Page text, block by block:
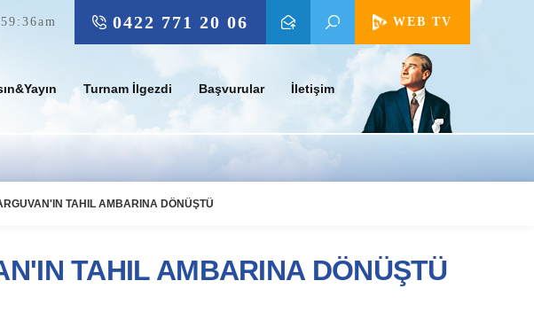
WEB TV
0422 771 20 06
Turnam İlgezdi Başvurular İletişim
TAHIL AMBARINA DÖNÜŞTÜ
TAHIL AMBARINA DÖNÜŞTÜ